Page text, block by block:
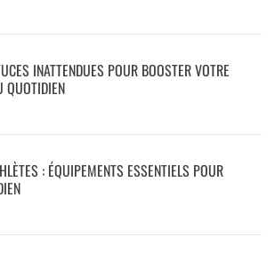
INATTENDUES POUR BOOSTER VOTRE
QUOTIDIEN
: ÉQUIPEMENTS ESSENTIELS POUR